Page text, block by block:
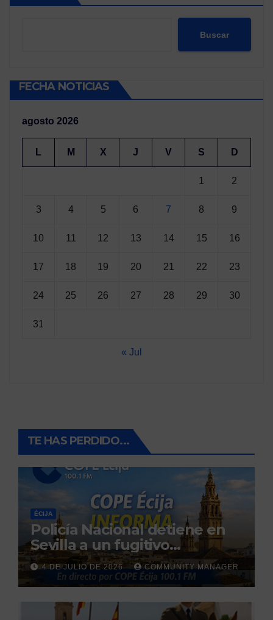
Buscar
FECHA NOTICIAS
agosto 2026
L M X J V S D
1 2
3 4 5 6 7 8 9
10 11 12 13 14 15 16
17 18 19 20 21 22 23
24 25 26 27 28 29 30
31
« Jul
TE HAS PERDIDO...
ÉCIJA
Policía Nacional detiene en
Sevilla a un fugitivo
reclamado por narcotráfico
tras no regresar a prisión
durante un permiso
penitenciario
4 DE JULIO DE 2026 COMMUNITY MANAGER